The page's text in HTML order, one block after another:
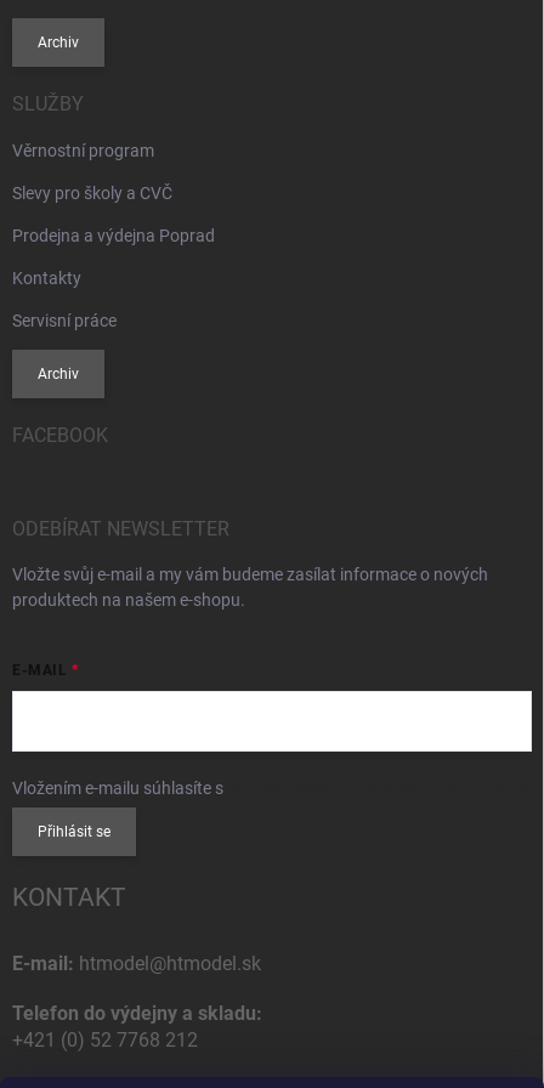
Archiv
SLUŽBY
Věrnostní program
Slevy pro školy a CVČ
Prodejna a výdejna Poprad
Kontakty
Servisní práce
Archiv
FACEBOOK
ODEBÍRAT NEWSLETTER
Vložte svůj e-mail a my vám budeme zasílat informace o nových
produktech na našem e-shopu.
E-MAIL
Vložením e-mailu súhlasíte s
Přihlásit se
KONTAKT
E-mail: htmodel@htmodel.sk
Telefon do výdejny a skladu:
+421 (0) 52 7768 212